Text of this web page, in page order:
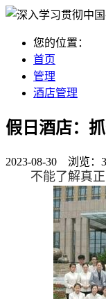
您的位置：
首页
管理
酒店管理
假日酒店：
2023-08-30 浏览：
不能了解真